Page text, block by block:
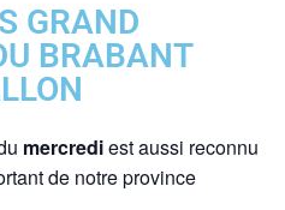
GRAND
BRABANT
mercrediest aussi reconnu
de notre province